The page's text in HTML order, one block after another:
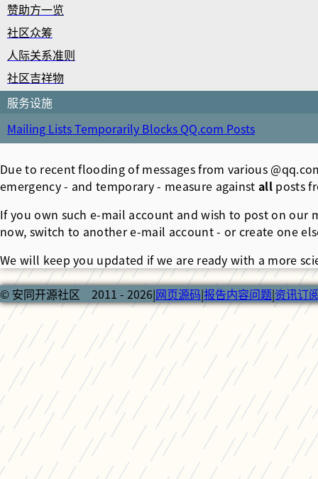
赞助方一览
社区众筹
人际关系准则
社区吉祥物
服务设施
Mailing Lists Temporarily Blocks QQ.com Posts
Due to recent flooding of messages from various
emergency - and temporary - measure againstall posts
If you own such e-mail account and wish to post on our
now, switch to another e-mail account - or create one
We will keep you updated if we are ready with a more
© 安同开源社区 2011 - 2026|网页源码|报告内容问题|资讯订